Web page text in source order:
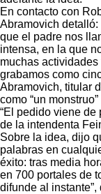
En contacto con
Abramovich detalló:
que el padre nos
intensa, en la que
muchas
grabamos como
Abramovich, titular
como “un
“El pedido viene de
de la intendenta
Sobre la idea, dijo
palabras en
éxito: tras media
en 700 portales de
difunde al